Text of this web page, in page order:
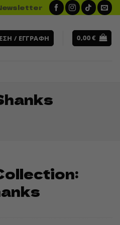
/ ΕΓΓΡΑΦΉ 0,00€